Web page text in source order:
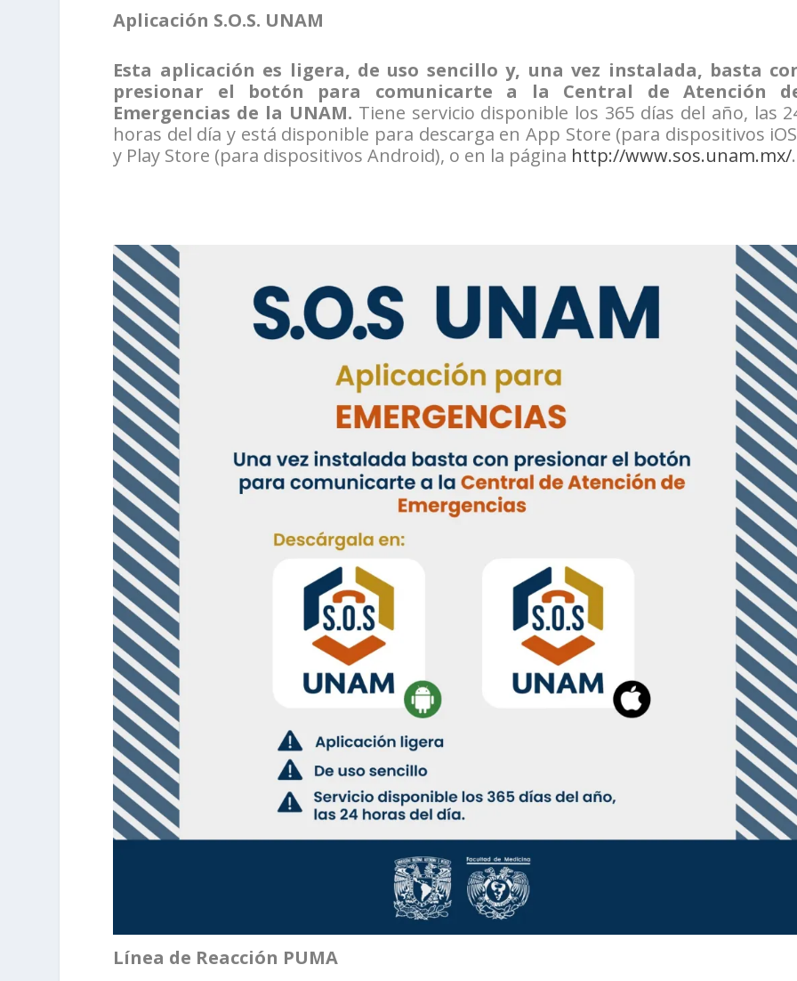
Aplicación S.O.S. UNAM
Esta aplicación es ligera, de uso sencillo y, una vez instalada, basta
presionar el botón para comunicarte a la Central de Atención
Emergencias de la UNAM. Tiene servicio disponible los 365 días del año, las
horas del día y está disponible para descarga en App Store (para dispositivos
y Play Store (para dispositivos Android), o en la página http://www.sos.unam.mx/.
Línea de Reacción PUMA